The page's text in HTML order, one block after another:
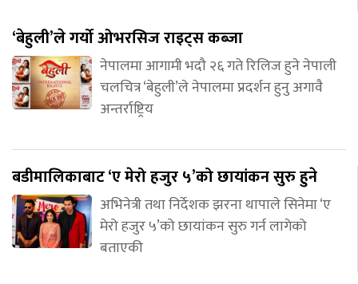
‘बेहुली’ले गर्यो ओभरसिज राइट्स कब्जा
नेपालमा आगामी भदौ २६ गते रिलिज हुने नेपाली
चलचित्र ‘बेहुली’ले नेपालमा प्रदर्शन हुनु अगावै
अन्तर्राष्ट्रिय
बडीमालिकाबाट ‘ए मेरो हजुर ५’को छायांकन सुरु हुने
अभिनेत्री तथा निर्देशक झरना थापाले सिनेमा ‘ए
मेरो हजुर ५’को छायांकन सुरु गर्न लागेको
बताएकी